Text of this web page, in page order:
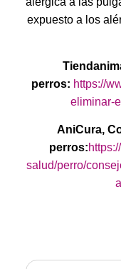
expuesto a los
perros: https://
eliminar-
AniCura,
perros:
salud/perro/